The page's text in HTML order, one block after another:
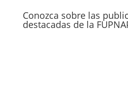
Conozca sobre las
destacadas de la